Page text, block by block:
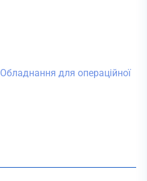
Обладнання для операційної